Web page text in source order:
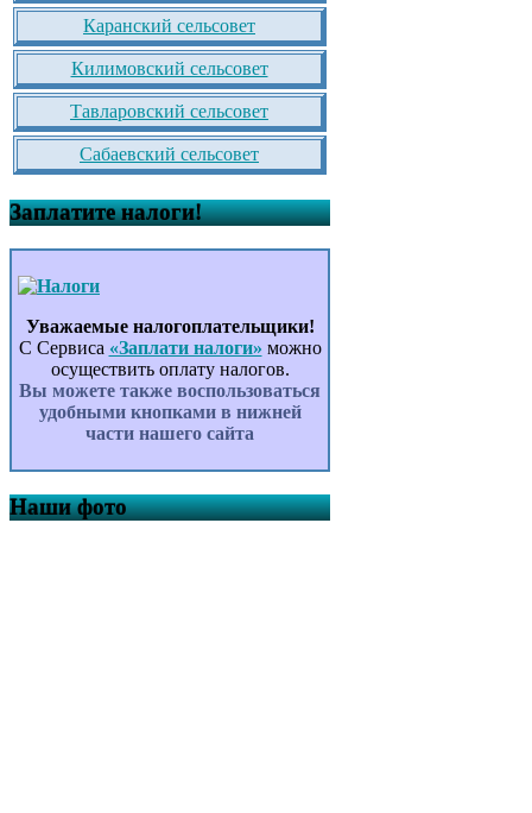
Каранский сельсовет
Килимовский сельсовет
Тавларовский сельсовет
Сабаевский сельсовет
Заплатите налоги!
Уважаемые налогоплательщики!
С Сервиса «Заплати налоги» можно
осуществить оплату налогов.
Вы можете также воспользоваться
удобными кнопками в нижней
части нашего сайта
Наши фото